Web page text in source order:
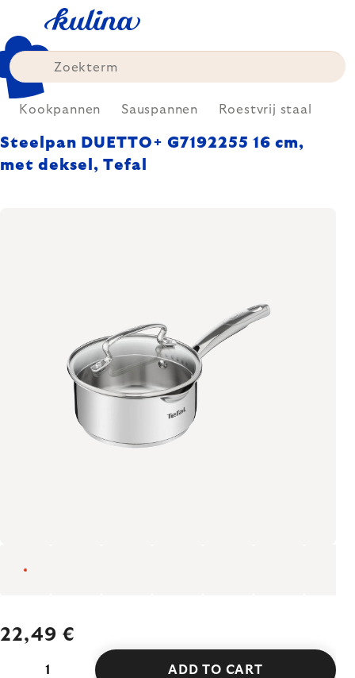
content
Kookpannen Sauspannen Roestvrij staal
Steelpan DUETTO+ G7192255 16 cm,
met deksel, Tefal
22,49 €
ADD TO CART